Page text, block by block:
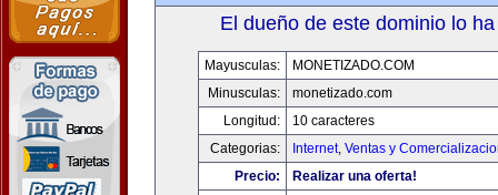
El dueño de este dominio lo
Mayusculas:
MONETIZADO.COM
Minusculas:
monetizado.com
Longitud:
10 caracteres
Categorias:
Internet, Ventas y
Precio:
Realizar una oferta!